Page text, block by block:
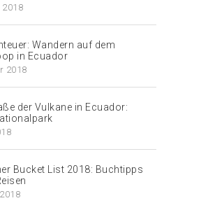
2018
Wandern auf dem
in Ecuador
2018
der Vulkane in Ecuador:
Bucket List 2018: Buchtipps